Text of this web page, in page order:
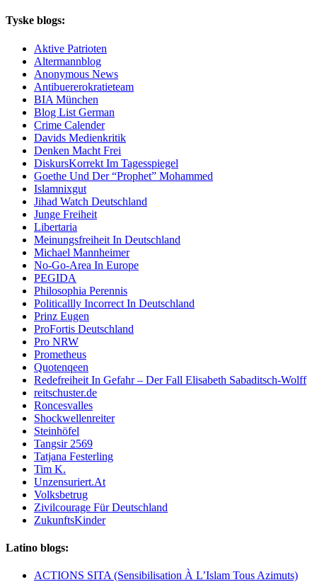
Tyske blogs:
Aktive Patrioten
Altermannblog
Anonymous News
Antibuererokratieteam
BIA München
Blog List German
Crime Calender
Davids Medienkritik
Denken Macht Frei
DiskursKorrekt Im Tagesspiegel
Goethe Und Der “Prophet” Mohammed
Islamnixgut
Jihad Watch Deutschland
Junge Freiheit
Libertaria
Meinungsfreiheit In Deutschland
Michael Mannheimer
No-Go-Area In Europe
PEGIDA
Philosophia Perennis
Politicallly Incorrect In Deutschland
Prinz Eugen
ProFortis Deutschland
Pro NRW
Prometheus
Quotenqeen
Redefreiheit In Gefahr – Der Fall Elisabeth Sabaditsch-Wolff
reitschuster.de
Roncesvalles
Shockwellenreiter
Steinhöfel
Tangsir 2569
Tatjana Festerling
Tim K.
Unzensuriert.At
Volksbetrug
Zivilcourage Für Deutschland
ZukunftsKinder
Latino blogs:
ACTIONS SITA (Sensibilisation À L’Islam Tous Azimuts)